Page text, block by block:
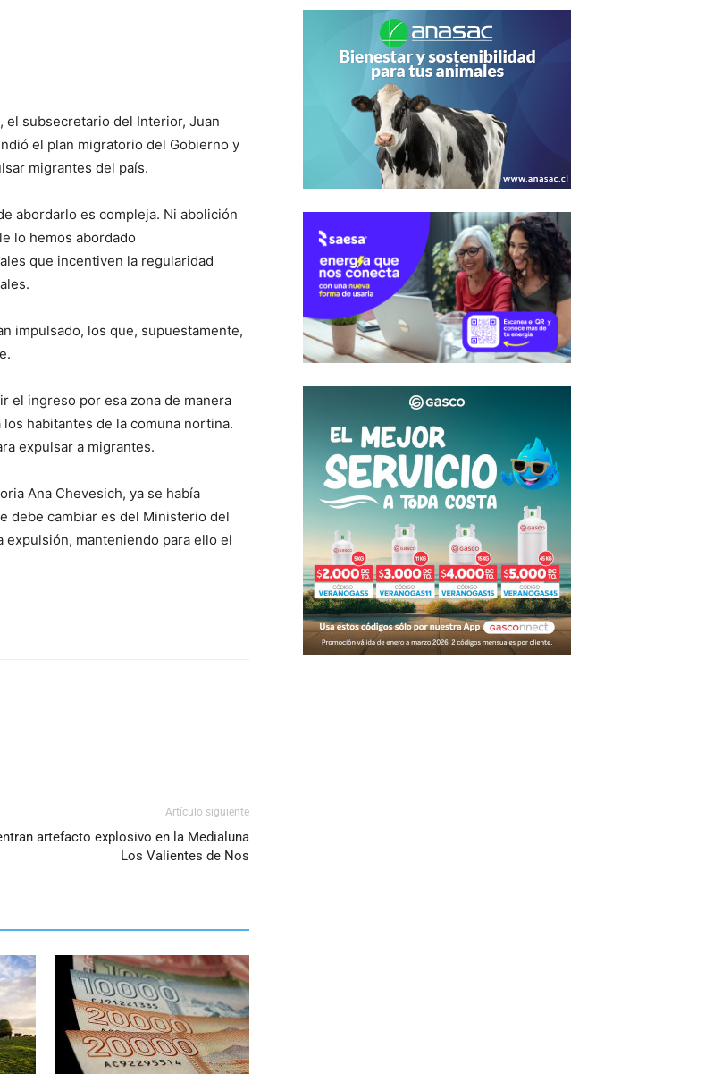
el subsecretario del Interior, Juan
el plan migratorio del Gobierno y
migrantes del país.
abordarlo es compleja. Ni abolición
lo hemos abordado
que incentiven la regularidad
impulsado, los que, supuestamente,
el ingreso por esa zona de manera
habitantes de la comuna nortina.
expulsar a migrantes.
Ana Chevesich, ya se había
debe cambiar es del Ministerio del
manteniendo para ello el
Artículo siguiente
artefacto explosivo en la Medialuna
Los Valientes de Nos